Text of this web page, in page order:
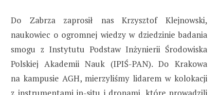
Do Zabrza zaprosił nas Krzysztof Klejnowski,
naukowiec o ogromnej wiedzy w dziedzinie badania
smogu z Instytutu Podstaw Inżynierii Środowiska
Polskiej Akademii Nauk (IPIŚ-PAN). Do Krakowa
na kampusie AGH, mierzyliśmy lidarem w kolokacji